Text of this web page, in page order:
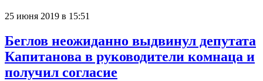
25 июня 2019 в 15:51
Беглов неожиданно выдвинул депутата
Капитанова в руководители комнаца и
получил согласие